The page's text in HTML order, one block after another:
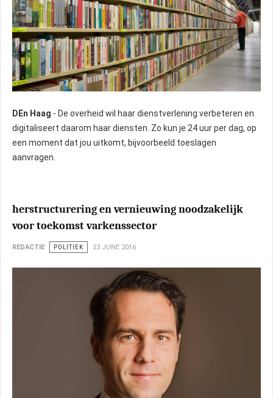
DEn Haag - De overheid wil haar dienstverlening verbeteren en
digitaliseert daarom haar diensten. Zo kun je 24 uur per dag, op
een moment dat jou uitkomt, bijvoorbeeld toeslagen
aanvragen.
herstructurering en vernieuwing noodzakelijk
voor toekomst varkenssector
REDACTIE POLITIEK 23 JUNE 2016